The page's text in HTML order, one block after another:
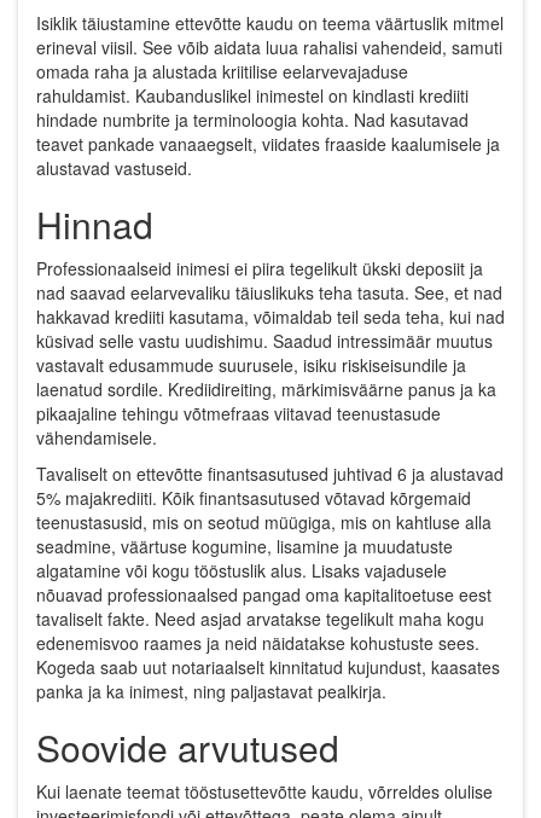
Isiklik täiustamine ettevõtte kaudu on teema väärtuslik mitmel
erineval viisil. See võib aidata luua rahalisi vahendeid, samuti
omada raha ja alustada kriitilise eelarvevajaduse
rahuldamist. Kaubanduslikel inimestel on kindlasti krediiti
hindade numbrite ja terminoloogia kohta. Nad kasutavad
teavet pankade vanaaegselt, viidates fraaside kaalumisele ja
alustavad vastuseid.
Hinnad
Professionaalseid inimesi ei piira tegelikult ükski deposiit ja
nad saavad eelarvevaliku täiuslikuks teha tasuta. See, et nad
hakkavad krediiti kasutama, võimaldab teil seda teha, kui nad
küsivad selle vastu uudishimu. Saadud intressimäär muutus
vastavalt edusammude suurusele, isiku riskiseisundile ja
laenatud sordile. Krediidireiting, märkimisväärne panus ja ka
pikaajaline tehingu võtmefraas viitavad teenustasude
vähendamisele.
Tavaliselt on ettevõtte finantsasutused juhtivad 6 ja alustavad
5% majakrediiti. Kõik finantsasutused võtavad kõrgemaid
teenustasusid, mis on seotud müügiga, mis on kahtluse alla
seadmine, väärtuse kogumine, lisamine ja muudatuste
algatamine või kogu tööstuslik alus. Lisaks vajadusele
nõuavad professionaalsed pangad oma kapitalitoetuse eest
tavaliselt fakte. Need asjad arvatakse tegelikult maha kogu
edenemisvoo raames ja neid näidatakse kohustuste sees.
Kogeda saab uut notariaalselt kinnitatud kujundust, kaasates
panka ja ka inimest, ning paljastavat pealkirja.
Soovide arvutused
Kui laenate teemat tööstusettevõtte kaudu, võrreldes olulise